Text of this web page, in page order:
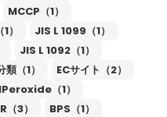
MCCP（1）
）
JIS L 1099（1）
JIS L 1092（1）
（1）
ECサイト（2）
（1）
（3）
BPS（1）